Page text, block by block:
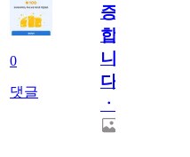
0
댓글
증
합
니
다
ㆍ